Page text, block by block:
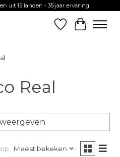
uit 15 landen - 35 jaar ervaring
Verlanglijst
Real
Meest bekeken